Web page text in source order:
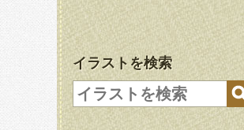
イラストを検索